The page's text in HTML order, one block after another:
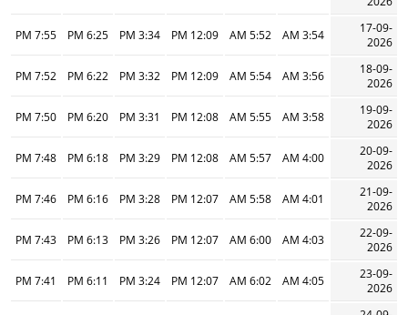
17-09-
2026
3:54 AM
5:52 AM
12:09 PM
3:34 PM
6:25 PM
7:55 PM
18-09-
2026
3:56 AM
5:54 AM
12:09 PM
3:32 PM
6:22 PM
7:52 PM
19-09-
2026
3:58 AM
5:55 AM
12:08 PM
3:31 PM
6:20 PM
7:50 PM
20-09-
2026
4:00 AM
5:57 AM
12:08 PM
3:29 PM
6:18 PM
7:48 PM
21-09-
2026
4:01 AM
5:58 AM
12:07 PM
3:28 PM
6:16 PM
7:46 PM
22-09-
2026
4:03 AM
6:00 AM
12:07 PM
3:26 PM
6:13 PM
7:43 PM
23-09-
2026
4:05 AM
6:02 AM
12:07 PM
3:24 PM
6:11 PM
7:41 PM